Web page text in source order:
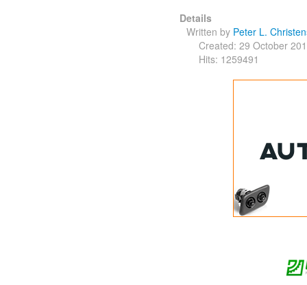
Details
Written by Peter L.
Created: 29 October
Hits: 1259491